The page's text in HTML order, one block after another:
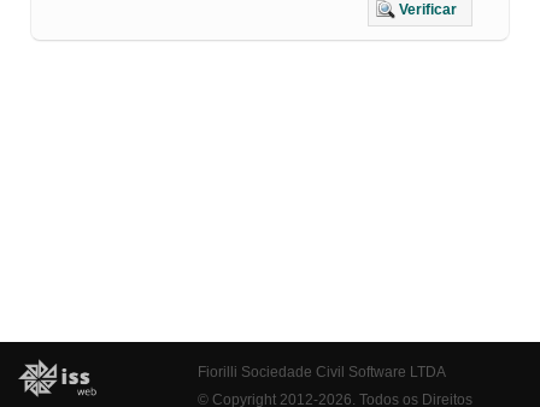
Verificar
Fiorilli Sociedade Civil Software LTDA
© Copyright 2012-2026. Todos os Direitos